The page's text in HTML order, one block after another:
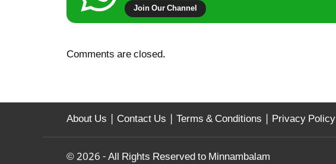
Join Our Channel
Comments are closed.
About Us Contact Us Terms & Conditions Privacy Policy
© 2026 - All Rights Reserved to Minnambalam